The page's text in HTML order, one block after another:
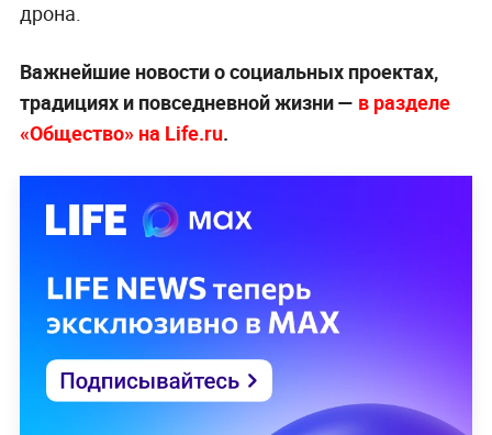
дрона.
Важнейшие новости о социальных проектах,
традициях и повседневной жизни — в разделе
«Общество» на Life.ru.